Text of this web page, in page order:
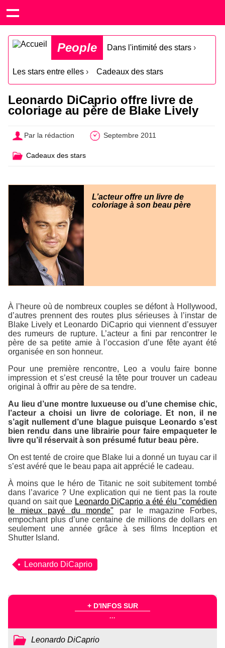
People Dans l'intimité des stars ›
Les stars entre elles › Cadeaux des stars
Leonardo DiCaprio offre livre de
coloriage au père de Blake Lively
Par la rédaction Septembre 2011
Cadeaux des stars
L’acteur offre un livre de
coloriage à son beau père
À l’heure où de nombreux couples se défont à Hollywood,
d’autres prennent des routes plus sérieuses à l’instar de
Blake Lively et Leonardo DiCaprio qui viennent d’essuyer
des rumeurs de rupture. L’acteur a fini par rencontrer le
père de sa petite amie à l’occasion d’une fête ayant été
organisée en son honneur.
Pour une première rencontre, Leo a voulu faire bonne
impression et s’est creusé la tête pour trouver un cadeau
original à offrir au père de sa tendre.
Au lieu d’une montre luxueuse ou d’une chemise chic,
l’acteur a choisi un livre de coloriage. Et non, il ne
s’agit nullement d’une blague puisque Leonardo s’est
bien rendu dans une librairie pour faire empaqueter le
livre qu’il réservait à son présumé futur beau père.
On est tenté de croire que Blake lui a donné un tuyau car il
s’est avéré que le beau papa ait apprécié le cadeau.
À moins que le héro de Titanic ne soit subitement tombé
dans l’avarice ? Une explication qui ne tient pas la route
quand on sait que Leonardo DiCaprio a été élu "comédien
le mieux payé du monde" par le magazine Forbes,
empochant plus d’une centaine de millions de dollars en
seulement une année grâce à ses films
Inception et
Shutter Island.
Leonardo DiCaprio
+ D'INFOS SUR
...
Leonardo DiCaprio